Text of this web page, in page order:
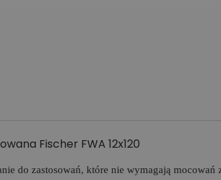
Fischer FWA 12x120
do zastosowań, które nie wymagają